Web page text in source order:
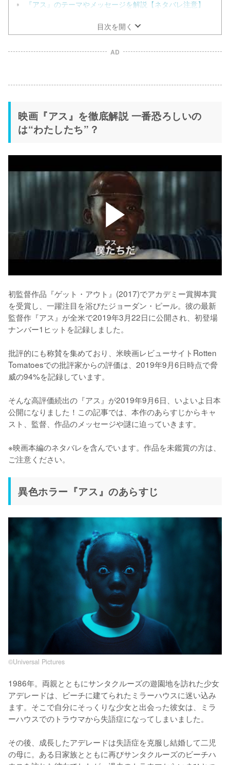
『アス』のテーマやメッセージを解説【ネタバレ注意】
目次を開く
AD
映画『アス』を徹底解説 一番恐ろしいの
は“わたしたち”？
初監督作品『ゲット・アウト』(2017)でアカデミー賞脚本賞
を受賞し、一躍注目を浴びたジョーダン・ピール。彼の最新
監督作『アス』が全米で2019年3月22日に公開され、初登場
ナンバー1ヒットを記録しました。
批評的にも称賛を集めており、米映画レビューサイトRotten
Tomatoesでの批評家からの評価は、2019年9月6日時点で脅
威の94%を記録しています。
そんな高評価続出の『アス』が2019年9月6日、いよいよ日本
公開になりました！この記事では、本作のあらすじからキャ
スト、監督、作品のメッセージや謎に迫っていきます。
※映画本編のネタバレを含んでいます。作品を未鑑賞の方は、
ご注意ください。
異色ホラー『アス』のあらすじ
©Universal Pictures
1986年。両親とともにサンタクルーズの遊園地を訪れた少女
アデレードは、ビーチに建てられたミラーハウスに迷い込み
ます。そこで自分にそっくりな少女と出会った彼女は、ミラ
ーハウスでのトラウマから失語症になってしまいました。
その後、成長したアデレードは失語症を克服し結婚して二児
の母に。ある日家族とともに再びサンタクルーズのビーチハ